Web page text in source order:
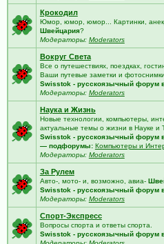
Крокодил
Юмор, юмор, юмор... Картинки,
Швейцария?
Модераторы: Moderators
Вокруг Света
Все о путешествиях, поездках,
Ваши путевые заметки и фотоснимки
Swisstok - русскоязычный форум
Модераторы: Moderators
Наука и Жизнь
Новые технологии, компьютеры,
актуальные темы о жизни в Науке и
Swisstok - русскоязычный форум
— подфорумы: Компьютеры и
Модераторы: Moderators
За Рулем
Авто-, мото- и, возможно, авиа-
Swisstok - русскоязычный форум
Модераторы: Moderators
Спорт-Экспресс
Вопросы спорта и ответы спорта.
Swisstok - русскоязычный форум